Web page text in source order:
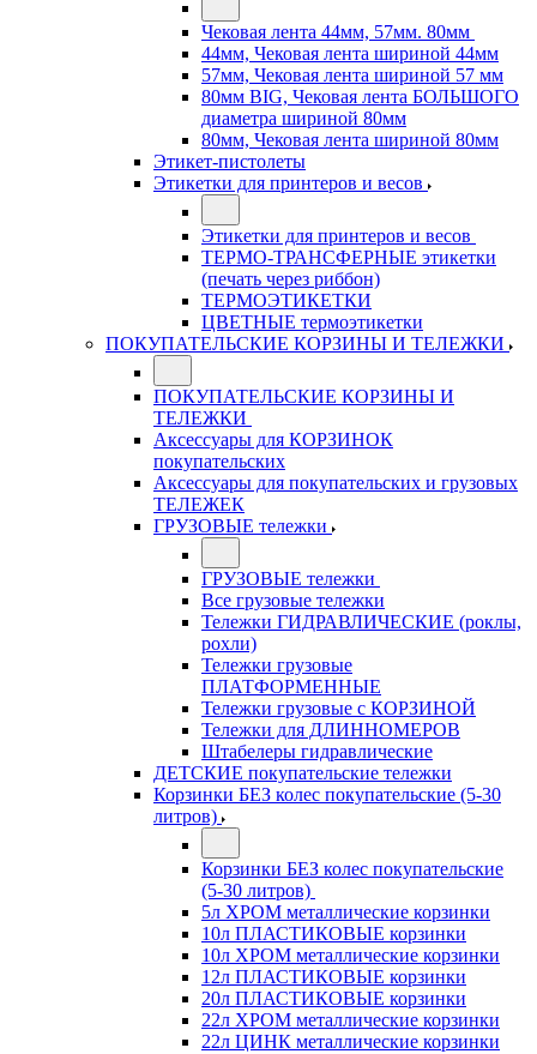
Чековая лента 44мм, 57мм. 80мм
44мм, Чековая лента шириной 44мм
57мм, Чековая лента шириной 57 мм
80мм BIG, Чековая лента БОЛЬШОГО
диаметра шириной 80мм
80мм, Чековая лента шириной 80мм
Этикет-пистолеты
Этикетки для принтеров и весов
Этикетки для принтеров и весов
ТЕРМО-ТРАНСФЕРНЫЕ этикетки
(печать через риббон)
ТЕРМОЭТИКЕТКИ
ЦВЕТНЫЕ термоэтикетки
ПОКУПАТЕЛЬСКИЕ КОРЗИНЫ И ТЕЛЕЖКИ
ПОКУПАТЕЛЬСКИЕ КОРЗИНЫ И
ТЕЛЕЖКИ
Аксессуары для КОРЗИНОК
покупательских
Аксессуары для покупательских и грузовых
ТЕЛЕЖЕК
ГРУЗОВЫЕ тележки
ГРУЗОВЫЕ тележки
Все грузовые тележки
Тележки ГИДРАВЛИЧЕСКИЕ (роклы,
рохли)
Тележки грузовые
ПЛАТФОРМЕННЫЕ
Тележки грузовые с КОРЗИНОЙ
Тележки для ДЛИННОМЕРОВ
Штабелеры гидравлические
ДЕТСКИЕ покупательские тележки
Корзинки БЕЗ колес покупательские (5-30
литров)
Корзинки БЕЗ колес покупательские
(5-30 литров)
5л ХРОМ металлические корзинки
10л ПЛАСТИКОВЫЕ корзинки
10л ХРОМ металлические корзинки
12л ПЛАСТИКОВЫЕ корзинки
20л ПЛАСТИКОВЫЕ корзинки
22л ХРОМ металлические корзинки
22л ЦИНК металлические корзинки